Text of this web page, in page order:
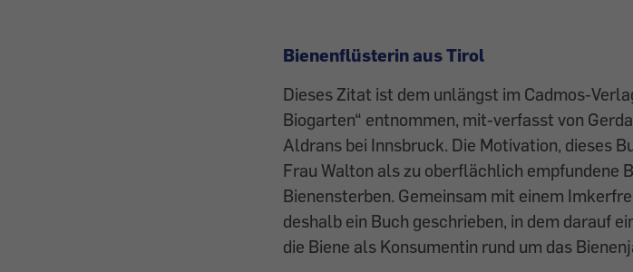
Bienenflüsterin aus Tirol
Dieses Zitat ist dem unlängst im Cadmos-
Biogarten“ entnommen, mit-verfasst von
Aldrans bei Innsbruck. Die Motivation, dieses
Frau Walton als zu oberflächlich empfundene
Bienensterben. Gemeinsam mit einem
deshalb ein Buch geschrieben, in dem darauf
die Biene als Konsumentin rund um das